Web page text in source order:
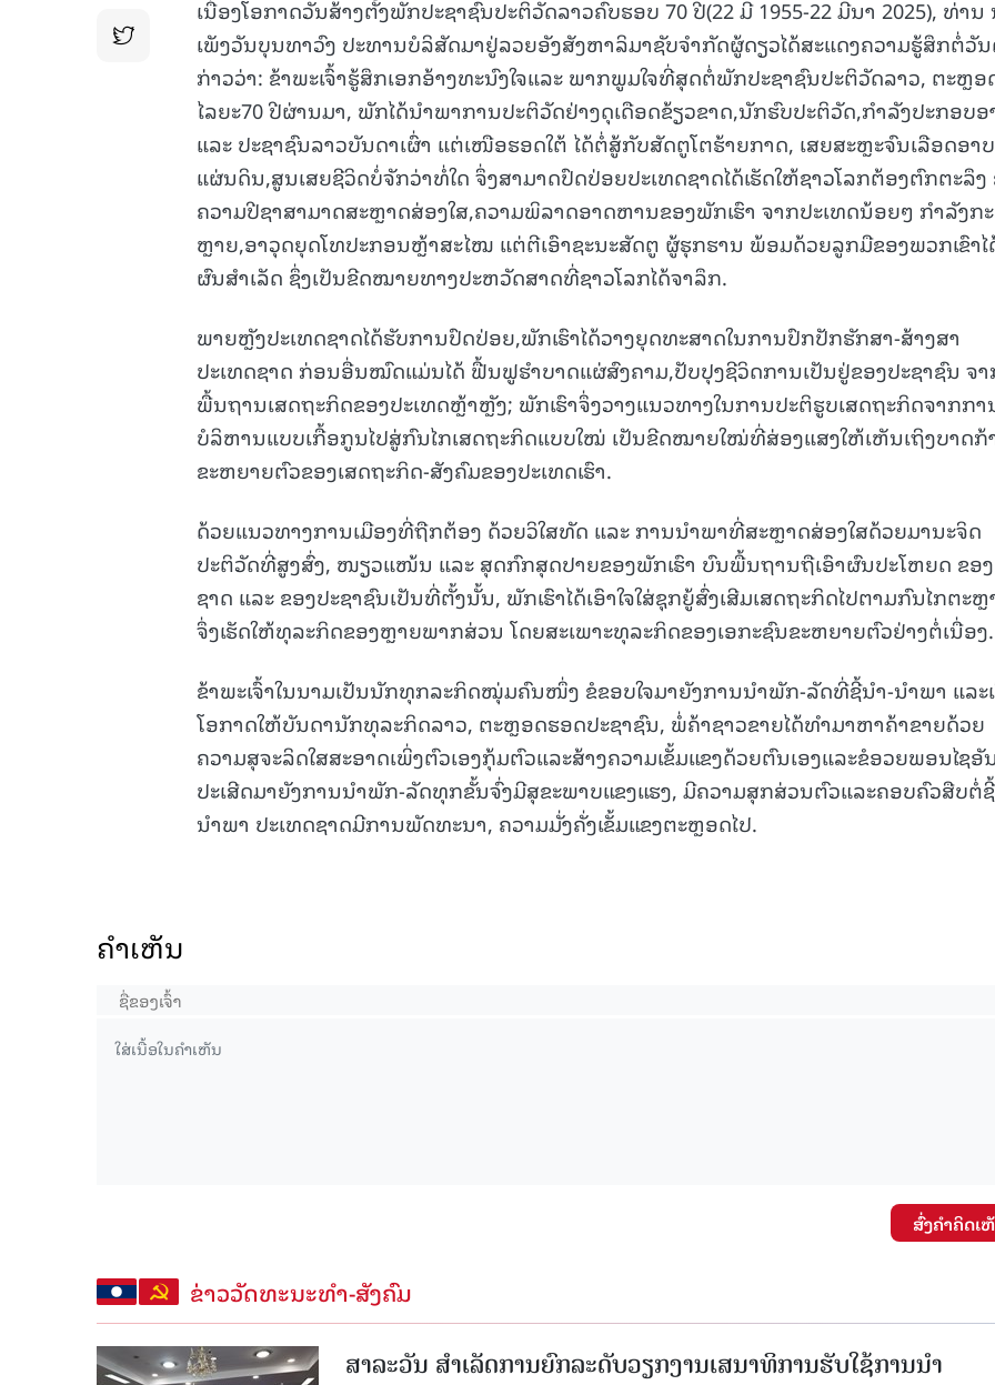
ເນື່ອງໂອກາດວັນສ້າງຕັ້ງພັກປະຊາຊົນປະຕິວັດລາວຄົບຮອບ 70 ປີ(22 ມີ 1955-22 ມີນາ 2025), ທ່ານ
ເພັງວັນບຸນທາວົງ ປະທານບໍລິສັດມາຢູ່ລວຍອັງສັງຫາລິມາຊັບຈຳກັດຜູ້ດຽວໄດ້ສະແດງຄວາມຮູ້ສຶກຕໍ່ວັ
ກ່າວວ່າ: ຂ້າພະເຈົ້າຮູ້ສຶກເອກອ້າງທະນົງໃຈແລະ ພາກພູມໃຈທີ່ສຸດຕໍ່ພັກປະຊາຊົນປະຕິວັດລາວ, ຕະຫຼອ
ໄລຍະ70 ປີຜ່ານມາ, ພັກໄດ້ນໍາພາການປະຕິວັດຢ່າງດຸເດືອດຂ້ຽວຂາດ,ນັກຮົບປະຕິວັດ,ກໍາລັງປະກອບອ
ແລະ ປະຊາຊົນລາວບັນດາເຜົ່າ ແຕ່ເໜືອຮອດໃຕ້ ໄດ້ຕໍ່ສູ້ກັບສັດຕູໂຕຮ້າຍກາດ, ເສຍສະຫຼະຈົນເລືອດອາ
ແຜ່ນດິນ,ສູນເສຍຊີວິດບໍ່ຈັກວ່າທໍ່ໃດ ຈຶ່ງສາມາດປົດປ່ອຍປະເທດຊາດໄດ້ເຮັດໃຫ້ຊາວໂລກຕ້ອງຕົກຕະລຶງ
ຄວາມປີຊາສາມາດສະຫຼາດສ່ອງໃສ,ຄວາມພິລາດອາດຫານຂອງພັກເຮົາ ຈາກປະເທດນ້ອຍໆ ກໍາລັງກ
ຫຼາຍ,ອາວຸດຍຸດໂທປະກອນຫຼ້າສະໄໝ ແຕ່ຕີເອົາຊະນະສັດຕູ ຜູ້ຮຸກຮານ ພ້ອມດ້ວຍລູກມືຂອງພວກເຂົາໄ
ຜົນສໍາເລັດ ຊຶ່ງເປັນຂີດໝາຍທາງປະຫວັດສາດທີ່ຊາວໂລກໄດ້ຈາລຶກ.
ພາຍຫຼັງປະເທດຊາດໄດ້ຮັບການປົດປ່ອຍ,ພັກເຮົາໄດ້ວາງຍຸດທະສາດໃນການປົກປັກຮັກສາ-ສ້າງສາ
ປະເທດຊາດ ກ່ອນອື່ນໝົດແມ່ນໄດ້ ຟື້ນຟູຮໍາບາດແຜ່ສົງຄາມ,ປັບປຸງຊີວິດການເປັນຢູ່ຂອງປະຊາຊົນ ຈ
ພື້ນຖານເສດຖະກິດຂອງປະເທດຫຼ້າຫຼັງ; ພັກເຮົາຈຶ່ງວາງແນວທາງໃນການປະຕິຮູບເສດຖະກິດຈາກກາ
ບໍລິຫານແບບເກື້ອກູນໄປສູ່ກົນໄກເສດຖະກິດແບບໃໝ່ ເປັນຂີດໝາຍໃໝ່ທີ່ສ່ອງແສງໃຫ້ເຫັນເຖິງບາດກ້
ຂະຫຍາຍຕົວຂອງເສດຖະກິດ-ສັງຄົມຂອງປະເທດເຮົາ.
ດ້ວຍແນວທາງການເມືອງທີ່ຖືກຕ້ອງ ດ້ວຍວິໃສທັດ ແລະ ການນໍາພາທີ່ສະຫຼາດສ່ອງໃສດ້ວຍມານະຈິດ
ປະຕິວັດທີ່ສູງສົ່ງ, ໜຽວແໜ້ນ ແລະ ສຸດກົກສຸດປາຍຂອງພັກເຮົາ ບົນພື້ນຖານຖືເອົາຜົນປະໂຫຍດ ຂອງ
ຊາດ ແລະ ຂອງປະຊາຊົນເປັນທີ່ຕັ້ງນັ້ນ, ພັກເຮົາໄດ້ເອົາໃຈໃສ່ຊຸກຍູ້ສົ່ງເສີມເສດຖະກິດໄປຕາມກົນໄກຕະຫຼ
ຈຶ່ງເຮັດໃຫ້ທຸລະກິດຂອງຫຼາຍພາກສ່ວນ ໂດຍສະເພາະທຸລະກິດຂອງເອກະຊົນຂະຫຍາຍຕົວຢ່າງຕໍ່ເນື່ອງ.
ຂ້າພະເຈົ້າໃນນາມເປັນນັກທຸກລະກິດໝຸ່ມຄົນໜຶ່ງ ຂໍຂອບໃຈມາຍັງການນຳພັກ-ລັດທີ່ຊີ້ນຳ-ນຳພາ ແລະ
ໂອກາດໃຫ້ບັນດານັກທຸລະກິດລາວ, ຕະຫຼອດຮອດປະຊາຊົນ, ພໍ່ຄ້າຊາວຂາຍໄດ້ທຳມາຫາຄ້າຂາຍດ້ວຍ
ຄວາມສຸຈະລິດໃສສະອາດເພິ່ງຕົວເອງກຸ້ມຕົວແລະສ້າງຄວາມເຂັ້ມແຂງດ້ວຍຕົນເອງແລະຂໍອວຍພອນໄຊອັນ
ປະເສີດມາຍັງການນຳພັກ-ລັດທຸກຂັ້ນຈົ່ງມີສຸຂະພາບແຂງແຮງ, ມີຄວາມສຸກສ່ວນຕົວແລະຄອບຄົວສືບຕໍ່
ນຳພາ ປະເທດຊາດມີການພັດທະນາ, ຄວາມມັ່ງຄັ່ງເຂັ້ມແຂງຕະຫຼອດໄປ.
ຄໍາເຫັນ
ສົ່ງຄໍາຄິດເ
ຂ່າວວັດທະນະທຳ-ສັງຄົມ
ສາລະວັນ ສໍາເລັດການຍົກລະດັບວຽກງານເສນາທິການຮັບໃຊ້ການນໍາ